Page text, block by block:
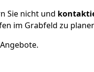
Sie nicht und
im Grabfeld zu